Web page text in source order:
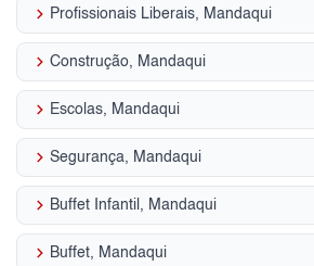
keyboard_arrow_right Profissionais Liberais, Mandaqui
keyboard_arrow_right Construção, Mandaqui
keyboard_arrow_right Escolas, Mandaqui
keyboard_arrow_right Segurança, Mandaqui
keyboard_arrow_right Buffet Infantil, Mandaqui
keyboard_arrow_right Buffet, Mandaqui